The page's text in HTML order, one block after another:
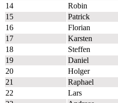
14
Robin
15
Patrick
16
Florian
17
Karsten
18
Steffen
19
Daniel
20
Holger
21
Raphael
22
Lars